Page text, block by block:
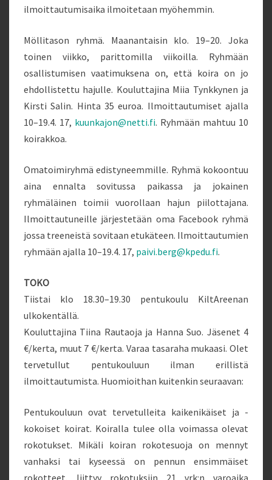
ilmoittautumisaika ilmoitetaan myöhemmin.
Möllitason ryhmä. Maanantaisin klo. 19–20. Joka
toinen viikko, parittomilla viikoilla. Ryhmään
osallistumisen vaatimuksena on, että koira on jo
ehdollistettu hajulle. Kouluttajina Miia Tynkkynen ja
Kirsti Salin. Hinta 35 euroa. Ilmoittautumiset ajalla
10–19.4. 17, kuunkajon@netti.fi. Ryhmään mahtuu 10
koirakkoa.
Omatoimiryhmä edistyneemmille. Ryhmä kokoontuu
aina ennalta sovitussa paikassa ja jokainen
ryhmäläinen toimii vuorollaan hajun piilottajana.
Ilmoittautuneille järjestetään oma Facebook ryhmä
jossa treeneistä sovitaan etukäteen. Ilmoittautumien
ryhmään ajalla 10–19.4. 17, paivi.berg@kpedu.fi.
TOKO
Tiistai klo 18.30–19.30 pentukoulu KiltAreenan
ulkokentällä.
Kouluttajina Tiina Rautaoja ja Hanna Suo. Jäsenet 4
€/kerta, muut 7 €/kerta. Varaa tasaraha mukaasi. Olet
tervetullut pentukouluun ilman erillistä
ilmoittautumista. Huomioithan kuitenkin seuraavan:
Pentukouluun ovat tervetulleita kaikenikäiset ja -
kokoiset koirat. Koiralla tulee olla voimassa olevat
rokotukset. Mikäli koiran rokotesuoja on mennyt
vanhaksi tai kyseessä on pennun ensimmäiset
rokotteet, liittyy rokotuksiin 21 vrk:n varoaika